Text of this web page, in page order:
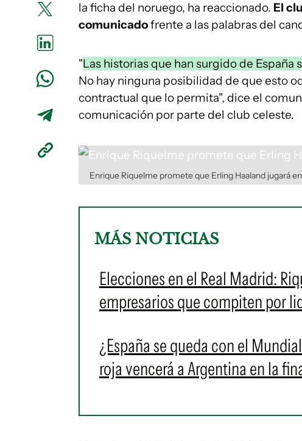
la ficha del noruego, ha reaccionado. El
comunicadofrente a las palabras del
"Las historias que han surgido de
No hay ninguna posibilidad de que esto
contractual que lo permita", dice el
comunicación por parte del club celeste.
Enrique Riquelme promete que Erling Haaland jugará
MÁS NOTICIAS
Elecciones en el Real Madrid:
empresarios que compiten por
¿España se queda con el
roja vencerá a Argentina en la